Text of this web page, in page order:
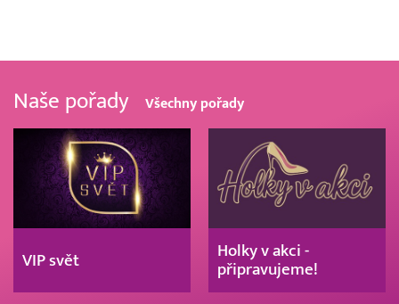
Naše pořady Všechny pořady
VIP svět
Holky v akci -
připravujeme!